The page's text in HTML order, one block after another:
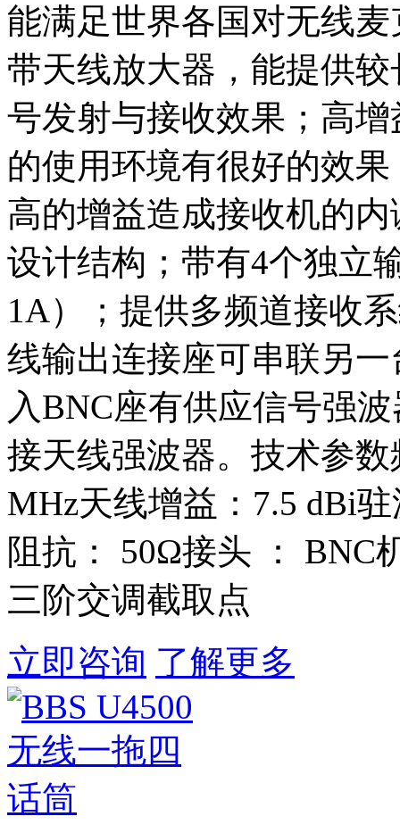
能满足世界各国对无线
带天线放大器，能提供
号发射与接收效果；高
的使用环境有很好的效
高的增益造成接收机的
设计结构；带有4个独立
1A）；提供多频道接收
线输出连接座可串联另
入BNC座有供应信号强
接天线强波器。技术参数
MHz天线增益：7.5 dBi
阻抗： 50Ω接头 ： BNC
三阶交调截取点
立即咨询 了解更多